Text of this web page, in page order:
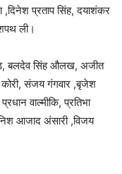
प्रताप सिंह, दयाशंकर
ली।
बलदेव सिंह औलख, अजीत
संजय गंगवार ,बृजेश
वाल्मीकि, प्रतिभा
आजाद अंसारी ,विजय